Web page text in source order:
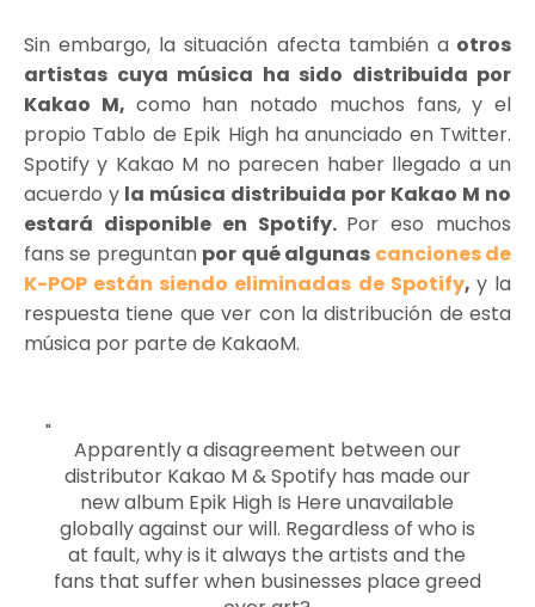
Sin embargo, la situación afecta también aotros
artistas cuya música ha sido distribuida por
Kakao M, como han notado muchos fans, y el
propio Tablo de Epik High ha anunciado en Twitter.
Spotify y Kakao M no parecen haber llegado a un
acuerdo y la música distribuida por Kakao M no
estará disponible en Spotify. Por eso muchos
fans se preguntan por qué algunas canciones de
K-POP están siendo eliminadas de Spotify, y la
respuesta tiene que ver con la distribución de esta
música por parte de KakaoM.
Apparently a disagreement between our
distributor Kakao M & Spotify has made our
new album Epik High Is Here unavailable
globally against our will. Regardless of who is
at fault, why is it always the artists and the
fans that suffer when businesses place greed